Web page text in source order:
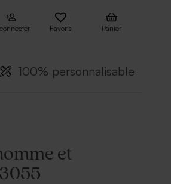
Favoris Panier
100% personnalisable
et